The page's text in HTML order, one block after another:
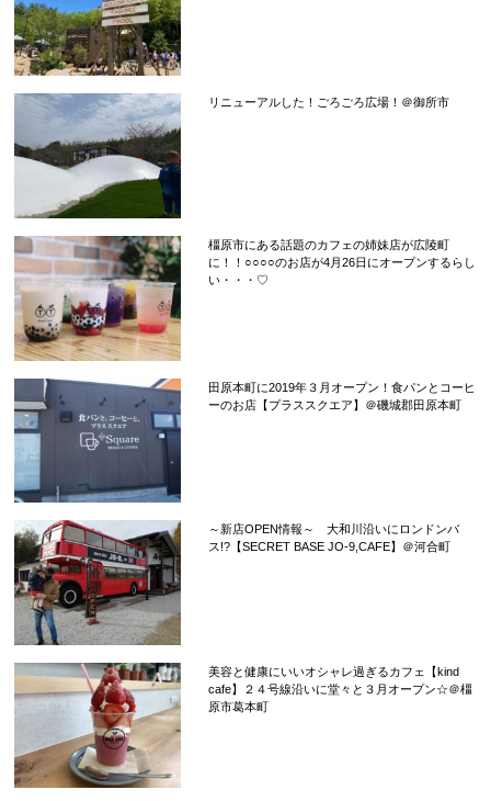
リニューアルした！ごろごろ広場！＠御所市
橿原市にある話題のカフェの姉妹店が広陵町
に！！○○○○のお店が4月26日にオープンするらし
い・・・♡
田原本町に2019年３月オープン！食パンとコーヒ
ーのお店【プラススクエア】＠磯城郡田原本町
～新店OPEN情報～ 大和川沿いにロンドンバ
ス!?【SECRET BASE JO-9,CAFE】＠河合町
美容と健康にいいオシャレ過ぎるカフェ【kind
cafe】２４号線沿いに堂々と３月オープン☆＠橿
原市葛本町